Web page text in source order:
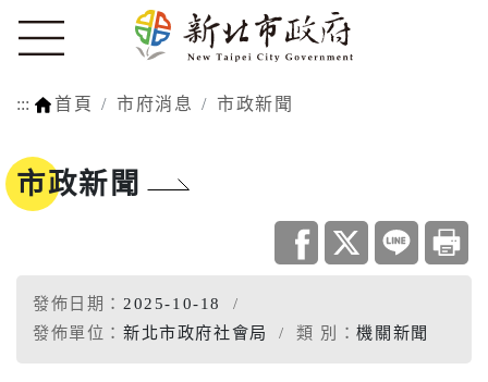
::: 首頁 市府消息 市政新聞
市政新聞
發佈日期： 2025-10-18
發佈單位： 新北市政府社會局 類 別：機關新聞